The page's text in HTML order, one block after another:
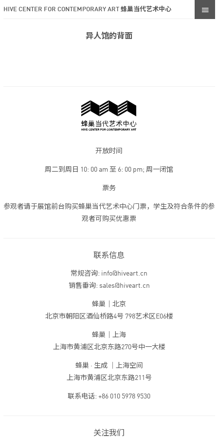
HIVE CENTER FOR CONTEMPORARY ART 蜂巢当代艺术中心
异人馆的背面
开放时间
周二到周日 10: 00 am 至 6: 00 pm; 周一闭馆
票务
参观者请于展馆前台购买蜂巢当代艺术中心门票，学生及符合条件的参
观者可购买优惠票
联系信息
常规咨询: info@hiveart.cn
销售垂询: sales@hiveart.cn
蜂巢｜北京
北京市朝阳区酒仙桥路4号 798艺术区E06楼
蜂巢｜上海
上海市黄浦区北京东路270号中一大楼
蜂巢 · 生成 ｜上海空间
上海市黄浦区北京东路211号
联系电话: +86 010 5978 9530
关注我们